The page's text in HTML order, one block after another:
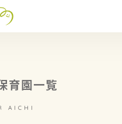
育園一覧
AICHI